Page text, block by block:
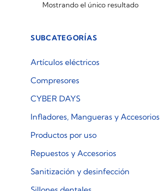
Mostrando el único resultado
SUBCATEGORÍAS
Artículos eléctricos
Compresores
CYBER DAYS
Infladores, Mangueras y Accesorios
Productos por uso
Repuestos y Accesorios
Sanitización y desinfección